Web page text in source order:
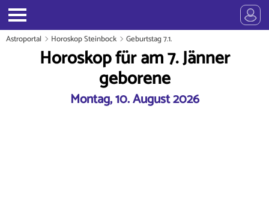
Astroportal Horoskop Steinbock Geburtstag 7.1.
Horoskop für am 7. Jänner
geborene
Montag, 10. August 2026